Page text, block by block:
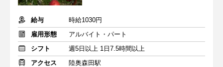
給与
時給1030円
雇用形態
アルバイト・パート
シフト
週5日以上 1日7.5時間以上
アクセス
陸奥森田駅